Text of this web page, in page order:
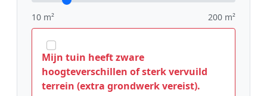
10 m² 200 m²
Mijn tuin heeft zware
hoogteverschillen of sterk vervuild
terrein (extra grondwerk vereist).